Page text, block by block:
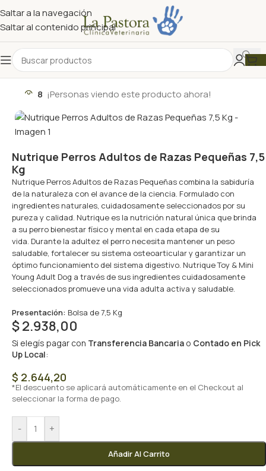
Saltar a la navegación
Saltar al contenido principal
8 ¡Personas viendo este producto ahora!
Nutrique Perros Adultos de Razas Pequeñas 7,5
Kg
Nutrique Perros Adultos de Razas Pequeñas combina la sabiduría
de la naturaleza con el avance de la ciencia. Formulado con
ingredientes naturales, cuidadosamente seleccionados por su
pureza y calidad. Nutrique es la nutrición natural única que brinda
a su perro bienestar físico y mental en cada etapa de su
vida. Durante la adultez el perro necesita mantener un peso
saludable, fortalecer su sistema osteoarticular y garantizar un
óptimo funcionamiento del sistema digestivo. Nutrique Toy & Mini
Young Adult Dog a través de sus ingredientes cuidadosamente
seleccionados promueve una vida adulta activa y saludable.
Presentación: Bolsa de 7,5 Kg
$2.938,00
Si elegís pagar con Transferencia Bancaria o Contado en Pick
Up Local:
$ 2.644,20
*El descuento se aplicará automáticamente en el Checkout al
seleccionar la forma de pago.
- +
Añadir Al Carrito